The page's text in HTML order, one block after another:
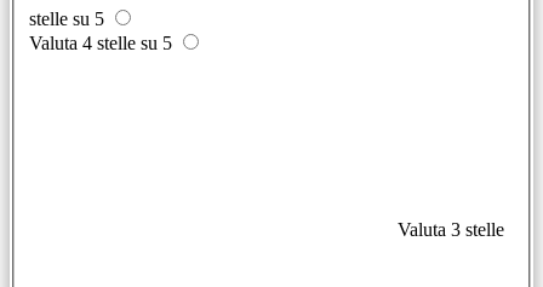
stelle su 5
Valuta 4 stelle su 5
Valuta 3 stelle